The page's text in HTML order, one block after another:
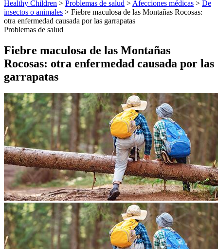
Healthy Children > Problemas de salud > Afecciones médicas > De
insectos o animales > Fiebre maculosa de las Montañas Rocosas:
otra enfermedad causada por las garrapatas
Problemas de salud
Fiebre maculosa de las Montañas
Rocosas: otra enfermedad causada por las
garrapatas